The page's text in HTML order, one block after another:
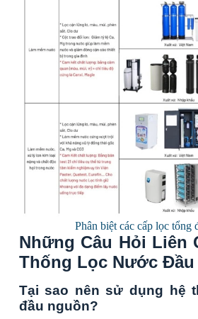
Phân biệt các cấp lọc tổng
Những Câu Hỏi Liên
Thống Lọc Nước Đầu
Tại sao nên sử dụng hệ
đầu nguồn?